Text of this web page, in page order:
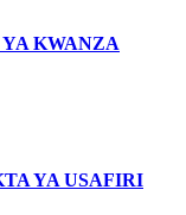
KWANZA
YA USAFIRI